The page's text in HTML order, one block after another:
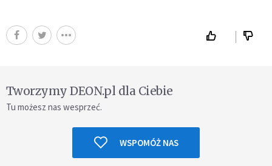
Tworzymy DEON.pl dla Ciebie
Tu możesz nas wesprzeć.
WSPOMÓŻ NAS